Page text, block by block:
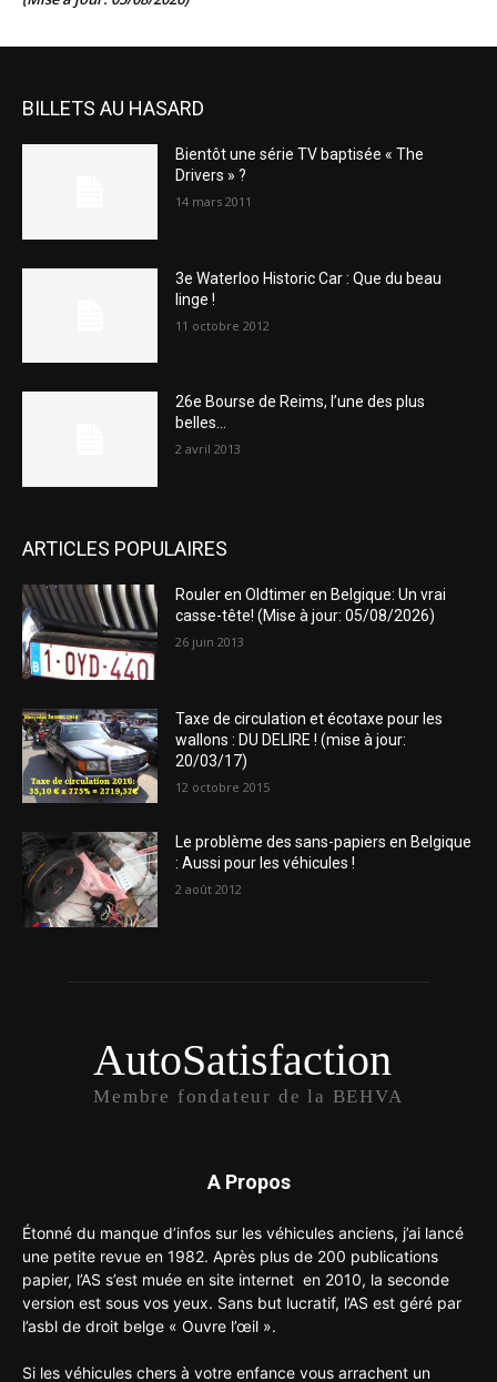
BILLETS AU HASARD
Bientôt une série TV baptisée « The
Drivers » ?
14 mars 2011
3e Waterloo Historic Car : Que du beau
linge !
11 octobre 2012
26e Bourse de Reims, l’une des plus
belles…
2 avril 2013
ARTICLES POPULAIRES
Rouler en Oldtimer en Belgique: Un vrai
casse-tête! (Mise à jour: 05/08/2026)
26 juin 2013
Taxe de circulation et écotaxe pour les
wallons : DU DELIRE ! (mise à jour:
20/03/17)
12 octobre 2015
Le problème des sans-papiers en Belgique
: Aussi pour les véhicules !
2 août 2012
AutoSatisfaction
Membre fondateur de la BEHVA
A Propos
Étonné du manque d’infos sur les véhicules anciens, j’ai lancé
une petite revue en 1982. Après plus de 200 publications
papier, l’AS s’est muée en site internet en 2010, la seconde
version est sous vos yeux. Sans but lucratif, l’AS est géré par
l’asbl de droit belge « Ouvre l’œil ».
Si les véhicules chers à votre enfance vous arrachent un